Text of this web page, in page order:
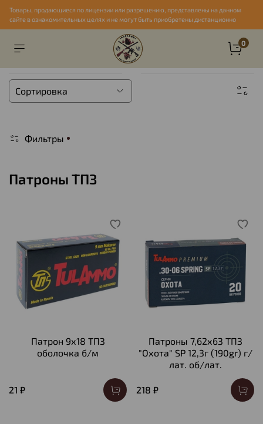
Товары, продающиеся по лицензии или разрешению, представлены на данном
сайте в ознакомительных целях и не могут быть приобретены дистанционно
0
Фильтры
Патроны ТПЗ
Патрон 9х18 ТПЗ
оболочка б/м
21 ₽
Патроны 7,62х63 ТПЗ
"Охота" SP 12,3г (190gr) г/
лат. об/лат.
218 ₽